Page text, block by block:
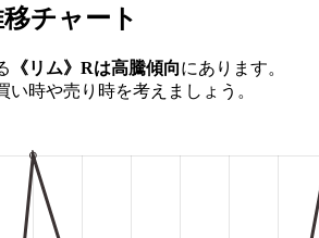
チャート
《リム》Rは高騰傾向にあります。
い時や売り時を考えましょう。